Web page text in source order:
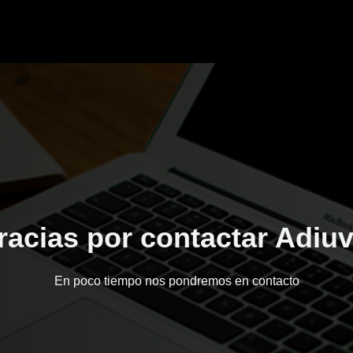
por contactar
En poco tiempo nos pondremos en contacto